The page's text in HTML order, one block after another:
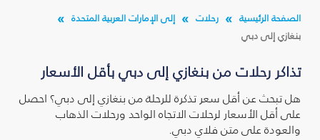
الصفحة الرئيسية رحلات
إلى الإمارات العربية المتحدة
بنغازي إلى دبي
تذاكر رحلات من بنغازي إلى دبي بأقل الأسعار
هل تبحث عن أقل سعر تذكرة للرحلة من بنغازي إلى دبي؟ احصل
على أقل الأسعار لرحلات الاتجاه الواحد ورحلات الذهاب
والعودة على متن فلاي دبي.